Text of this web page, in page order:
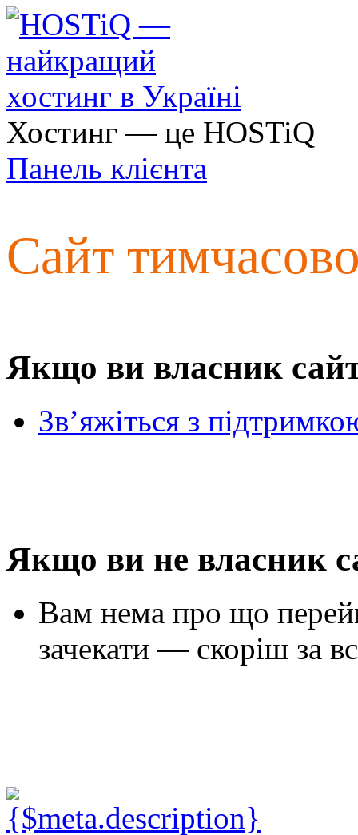
Хостинг — це HOSTiQ
Панель клієнта
Сайт
Якщо ви власник
Зв’яжіться з
Якщо ви не власник
Вам нема про що
зачекати — скоріш за